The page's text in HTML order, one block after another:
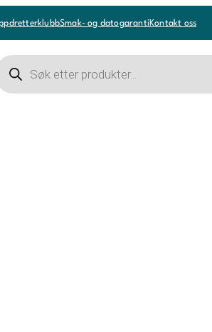
Smak- og datogarantiKontakt oss